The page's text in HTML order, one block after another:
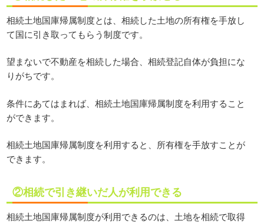
相続土地国庫帰属制度とは、相続した土地の所有権を手放し
て国に引き取ってもらう制度です。
望まないで不動産を相続した場合、相続登記自体が負担にな
りがちです。
条件にあてはまれば、相続土地国庫帰属制度を利用すること
ができます。
相続土地国庫帰属制度を利用すると、所有権を手放すことが
できます。
②相続で引き継いだ人が利用できる
相続土地国庫帰属制度が利用できるのは、土地を相続で取得